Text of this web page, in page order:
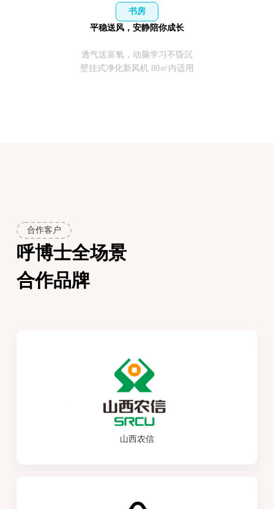
书房
平稳送风，安静陪你成长
透气送富氧，动脑学习不昏沉
壁挂式净化新风机 80㎡内适用
合作客户
呼博士全场景
合作品牌
山西农信